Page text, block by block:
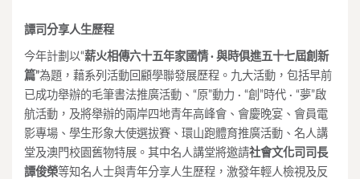
譚司分享人生歷程
今年計劃以“薪火相傳六十五年家國情 · 與時俱進五十七屆創新
篇”為題，藉系列活動回顧學聯發展歷程。九大活動，包括早前
已成功舉辦的毛筆書法推廣活動、“原”動力 · “創”時代 · “夢”啟
航活動，及將舉辦的兩岸四地青年高峰會、會慶晚宴、會員電
影專場、學生形象大使選拔賽、環山跑體育推廣活動、名人講
堂及澳門校園舊物特展。其中名人講堂將邀請社會文化司司長
譚俊榮等知名人士與青年分享人生歷程，激發年輕人檢視及反